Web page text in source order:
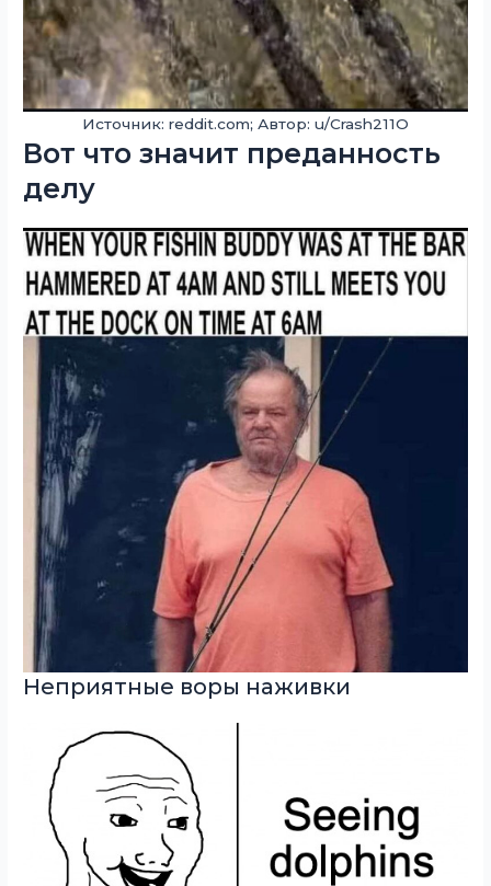
Источник: reddit.com; Автор: u/Crash211O
Вот что значит преданность
делу
Неприятные воры наживки